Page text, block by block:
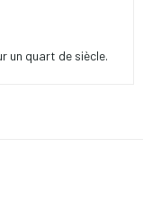
un quart de siècle.